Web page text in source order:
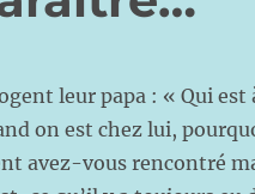
leur papa : « Qui est
on est chez lui,
avez-vous rencontré